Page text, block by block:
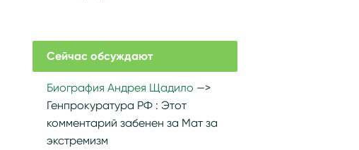
Сейчас обсуждают
Биография Андрея Щадило
Генпрокуратура РФ : Этот
комментарий забенен за Мат за
экстремизм